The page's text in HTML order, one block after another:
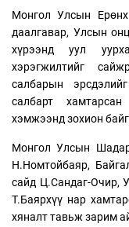
Монгол Улсын
даалгавар, Улсын
хүрээнд уул
хэрэгжилтийг
салбарын
салбарт
хэмжээнд зохион
Монгол Улсын
Н.Номтойбаяр,
сайд Ц.Сандаг-Очир,
Т.Баярхүү нар
хяналт тавьж зарим